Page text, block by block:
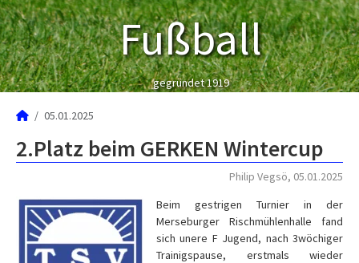
Fußball
gegründet 1919
05.01.2025
2.Platz beim GERKEN Wintercup
Philip Vegsö, 05.01.2025
Beim gestrigen Turnier in der
Merseburger Rischmühlenhalle fand
sich unere F Jugend, nach 3wöchiger
Trainigspause, erstmals wieder